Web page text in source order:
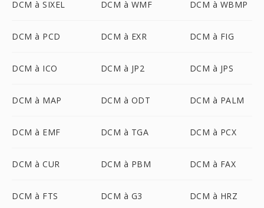
DCM à SIXEL DCM à WMF DCM à WBMP
DCM à PCD DCM à EXR DCM à FIG
DCM à ICO DCM à JP2 DCM à JPS
DCM à MAP DCM à ODT DCM à PALM
DCM à EMF DCM à TGA DCM à PCX
DCM à CUR DCM à PBM DCM à FAX
DCM à FTS DCM à G3 DCM à HRZ